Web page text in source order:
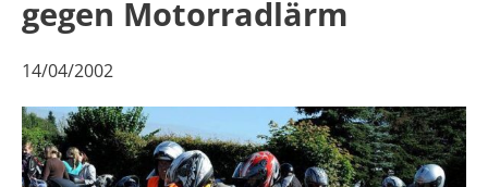
gegen Motorradlärm
14/04/2002